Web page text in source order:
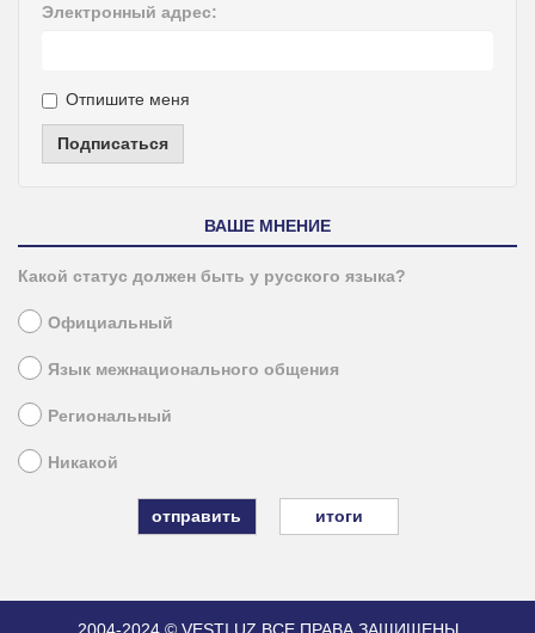
Электронный адрес:
Отпишите меня
Подписаться
ВАШЕ МНЕНИЕ
Какой статус должен быть у русского языка?
Официальный
Язык межнационального общения
Региональный
Никакой
итоги